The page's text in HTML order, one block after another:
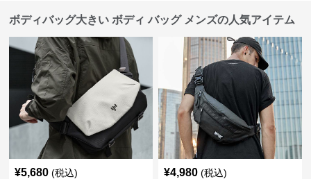
ボディバッグ大きい ボディ バッグ メンズの人気アイテム
¥5,680 (税込) ¥4,980 (税込)